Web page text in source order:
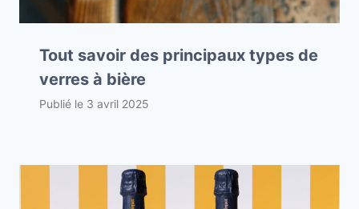
Tout savoir des principaux types de
verres à bière
Publié le 3 avril 2025